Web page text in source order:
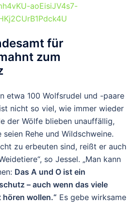
aoEisiJV4s7-
für
zum
etwa 100 Wolfsrudel und -paare
nicht so viel, wie immer wieder
der Wölfe blieben unauffällig,
Rehe und Wildschweine.
zu erbeuten sind, reißt er auch
so Jessel. „Man kann
Das A und O ist ein
– auch wenn das viele
wollen.“ Es gebe wirksame